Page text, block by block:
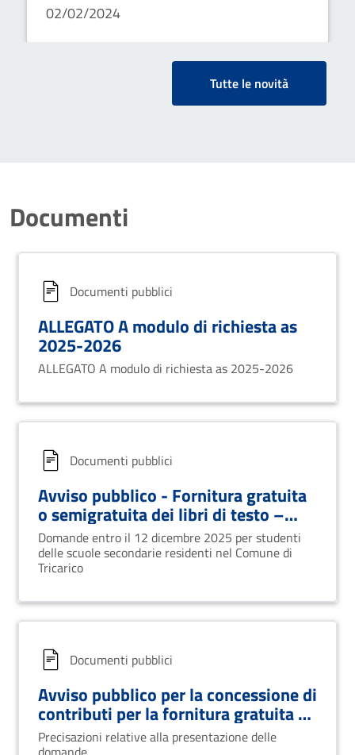
02/02/2024
Tutte le novità
Documenti
Documenti pubblici
ALLEGATO A modulo di richiesta as
2025-2026
ALLEGATO A modulo di richiesta as 2025-2026
Documenti pubblici
Avviso pubblico - Fornitura gratuita
o semigratuita dei libri di testo –
anno scolastico 2025/2026
Domande entro il 12 dicembre 2025 per studenti
delle scuole secondarie residenti nel Comune di
Tricarico
Documenti pubblici
Avviso pubblico per la concessione di
contributi per la fornitura gratuita o
semigratuita dei libri di testo Anno
Precisazioni relative alla presentazione delle